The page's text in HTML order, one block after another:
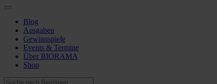
Blog
Ausgaben
Gewinnspiele
Events & Termine
Über BIORAMA
Shop